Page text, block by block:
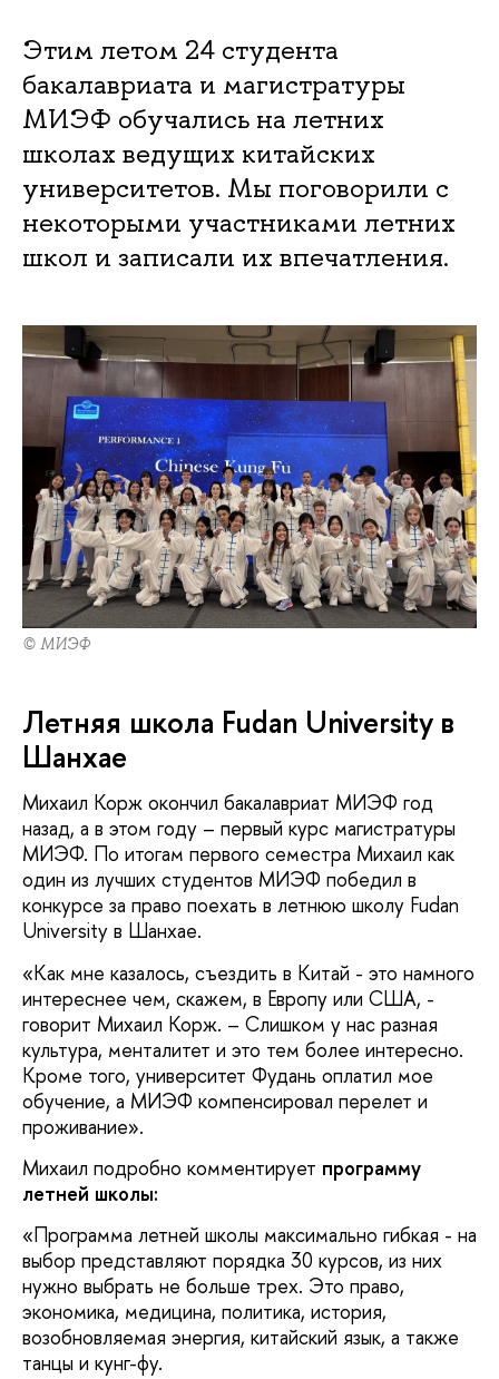
Этим летом 24 студента
бакалавриата и магистратуры
МИЭФ обучались на летних
школах ведущих китайских
университетов. Мы поговорили с
некоторыми участниками летних
школ и записали их впечатления.
© МИЭФ
Летняя школа Fudan University в
Шанхае
Михаил Корж окончил бакалавриат МИЭФ год
назад, а в этом году – первый курс магистратуры
МИЭФ. По итогам первого семестра Михаил как
один из лучших студентов МИЭФ победил в
конкурсе за право поехать в летнюю школу Fudan
University в Шанхае.
«Как мне казалось, съездить в Китай - это намного
интереснее чем, скажем, в Европу или США, -
говорит Михаил Корж. – Слишком у нас разная
культура, менталитет и это тем более интересно.
Кроме того, университет Фудань оплатил мое
обучение, а МИЭФ компенсировал перелет и
проживание».
Михаил подробно комментирует программу
летней школы:
«Программа летней школы максимально гибкая - на
выбор представляют порядка 30 курсов, из них
нужно выбрать не больше трех. Это право,
экономика, медицина, политика, история,
возобновляемая энергия, китайский язык, а также
танцы и кунг-фу.